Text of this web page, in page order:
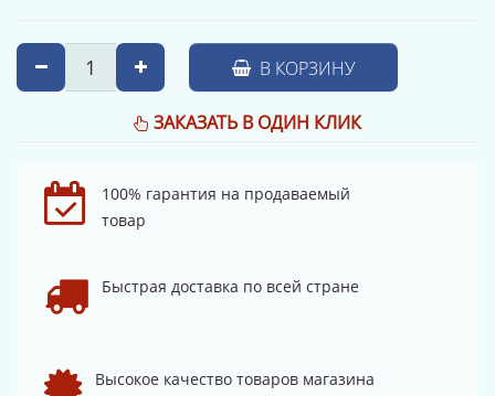
В КОРЗИНУ
ЗАКАЗАТЬ В ОДИН КЛИК
100% гарантия на продаваемый
товар
Быстрая доставка по всей стране
Высокое качество товаров магазина